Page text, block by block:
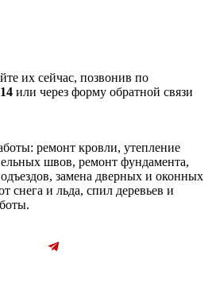
их сейчас, позвонив по
или через форму обратной связи
ремонт кровли, утепление
швов, ремонт фундамента,
замена дверных и оконных
снега и льда, спил деревьев и